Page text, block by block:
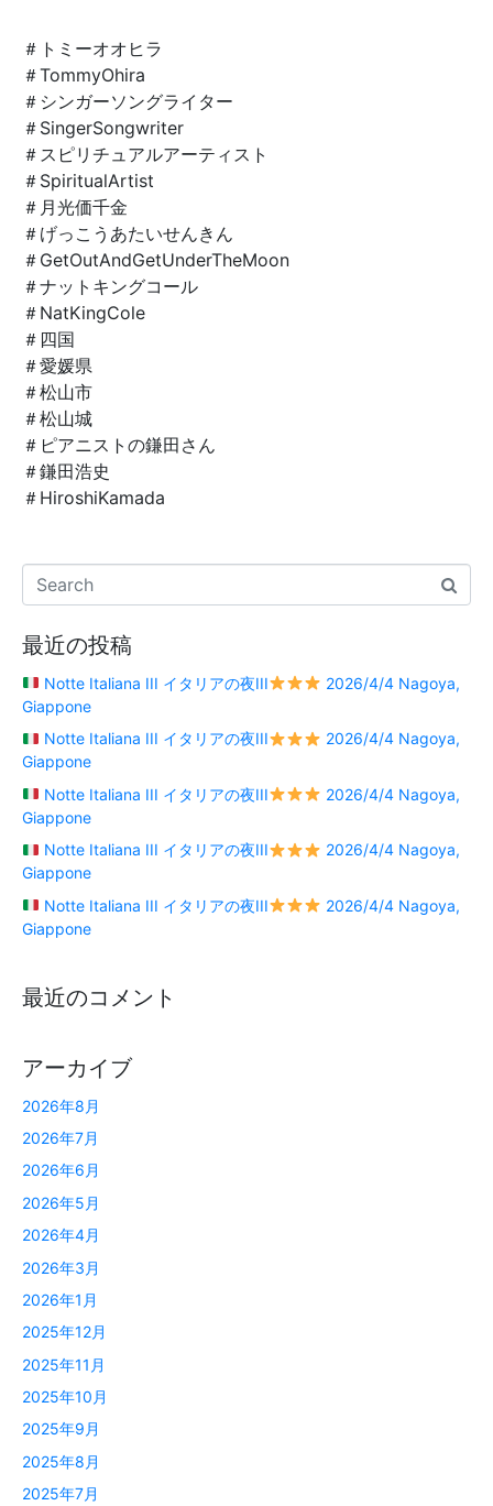
＃トミーオオヒラ
＃TommyOhira
＃シンガーソングライター
＃SingerSongwriter
＃スピリチュアルアーティスト
＃SpiritualArtist
＃月光価千金
＃げっこうあたいせんきん
＃GetOutAndGetUnderTheMoon
＃ナットキングコール
＃NatKingCole
＃四国
＃愛媛県
＃松山市
＃松山城
＃ピアニストの鎌田さん
＃鎌田浩史
＃HiroshiKamada
最近の投稿
Notte Italiana III イタリアの夜III
2026/4/4 Nagoya,
Giappone
Notte Italiana III イタリアの夜III
2026/4/4 Nagoya,
Giappone
Notte Italiana III イタリアの夜III
2026/4/4 Nagoya,
Giappone
Notte Italiana III イタリアの夜III
2026/4/4 Nagoya,
Giappone
Notte Italiana III イタリアの夜III
2026/4/4 Nagoya,
Giappone
最近のコメント
アーカイブ
2026年8月
2026年7月
2026年6月
2026年5月
2026年4月
2026年3月
2026年1月
2025年12月
2025年11月
2025年10月
2025年9月
2025年8月
2025年7月